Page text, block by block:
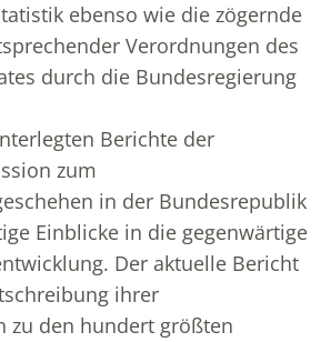
ebenso wie die zögernde
Verordnungen des
durch die Bundesregierung
Berichte der
zum
in der Bundesrepublik
Einblicke in die gegenwärtige
Der aktuelle Bericht
ihrer
zu den hundert größten